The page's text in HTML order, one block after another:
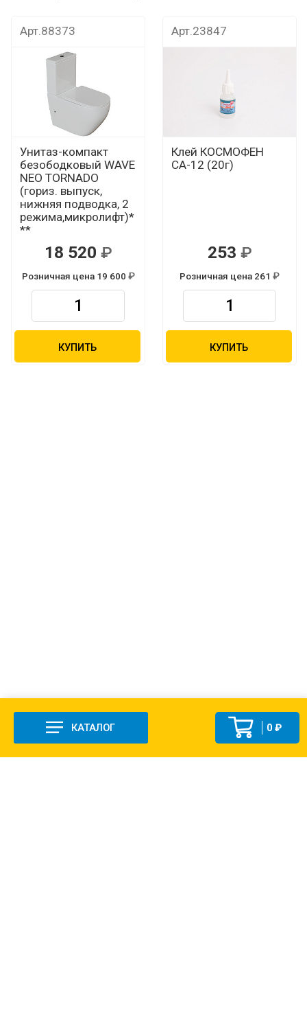
КАТАЛОГ 0 ₽
Арт.88373
Унитаз-компакт
безободковый WAVE
NEO TORNADO
(гориз. выпуск,
нижняя подводка, 2
режима,микролифт)*
**
18 520
Розничная цена 19 600
КУПИТЬ
Арт.23847
Клей КОСМОФЕН
СА-12 (20г)
253
Розничная цена 261
КУПИТЬ
Р
Р Р
Дока рекомендует Дока